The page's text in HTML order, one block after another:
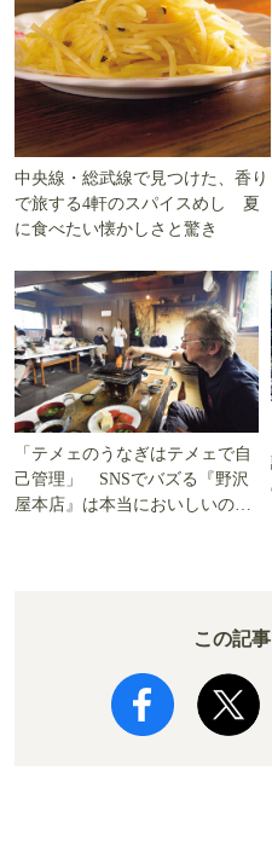
中央線・総武線で見つけた、香り
で旅する4軒のスパイスめし 夏
に食べたい懐かしさと驚き
「テメェのうなぎはテメェで自
己管理」 SNSでバズる『野沢
屋本店』は本当においしいの
この記